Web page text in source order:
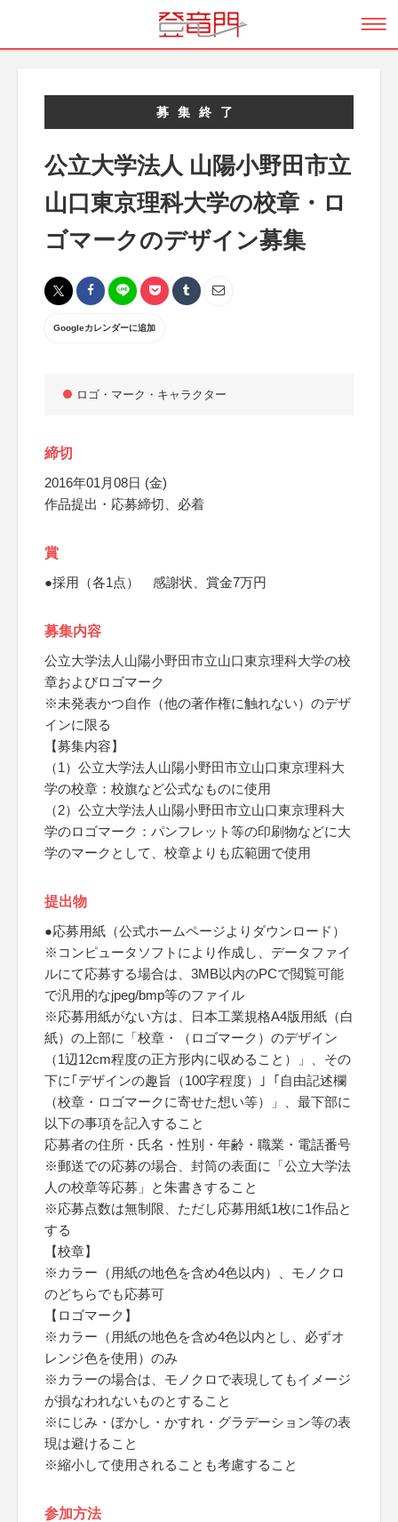
募集終了
公立大学法人 山陽小野田市立
山口東京理科大学の校章・ロ
ゴマークのデザイン募集
Googleカレンダーに追加
ロゴ・マーク・キャラクター
締切
2016年01月08日 (金)
作品提出・応募締切、必着
賞
●採用（各1点） 感謝状、賞金7万円
募集内容
公立大学法人山陽小野田市立山口東京理科大学の校
章およびロゴマーク
※未発表かつ自作（他の著作権に触れない）のデザ
インに限る
【募集内容】
（1）公立大学法人山陽小野田市立山口東京理科大
学の校章：校旗など公式なものに使用
（2）公立大学法人山陽小野田市立山口東京理科大
学のロゴマーク：パンフレット等の印刷物などに大
学のマークとして、校章よりも広範囲で使用
提出物
●応募用紙（公式ホームページよりダウンロード）
※コンピュータソフトにより作成し、データファイ
ルにて応募する場合は、3MB以内のPCで閲覧可能
で汎用的なjpeg/bmp等のファイル
※応募用紙がない方は、日本工業規格A4版用紙（白
紙）の上部に「校章・（ロゴマーク）のデザイン
（1辺12cm程度の正方形内に収めること）」、その
下に｢デザインの趣旨（100字程度）｣「自由記述欄
（校章・ロゴマークに寄せた想い等）」、最下部に
以下の事項を記入すること
応募者の住所・氏名・性別・年齢・職業・電話番号
※郵送での応募の場合、封筒の表面に「公立大学法
人の校章等応募」と朱書きすること
※応募点数は無制限、ただし応募用紙1枚に1作品と
する
【校章】
※カラー（用紙の地色を含め4色以内）、モノクロ
のどちらでも応募可
【ロゴマーク】
※カラー（用紙の地色を含め4色以内とし、必ずオ
レンジ色を使用）のみ
※カラーの場合は、モノクロで表現してもイメージ
が損なわれないものとすること
※にじみ・ぼかし・かすれ・グラデーション等の表
現は避けること
※縮小して使用されることも考慮すること
参加方法